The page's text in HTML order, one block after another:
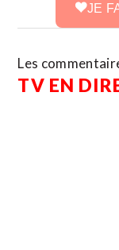
JE
Les
TV EN